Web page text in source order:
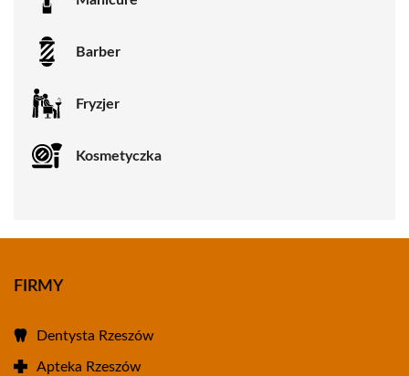
Barber
Fryzjer
Kosmetyczka
FIRMY
Dentysta Rzeszów
Apteka Rzeszów